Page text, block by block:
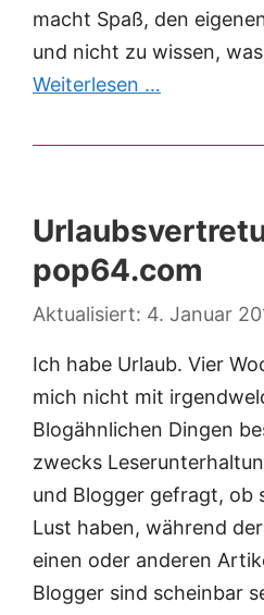
macht Spaß, den
und nicht zu wissen,
Weiterlesen …
pop64.com
4. Januar
Ich habe Urlaub. Vier
mich nicht mit
Blogähnlichen Dingen
zwecks
und Blogger gefragt, ob
Lust haben, während
einen oder anderen
Blogger sind scheinbar